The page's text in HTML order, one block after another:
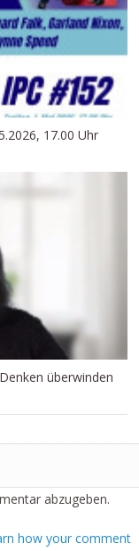
17.00 Uhr
überwinden
abzugeben.
how your comment